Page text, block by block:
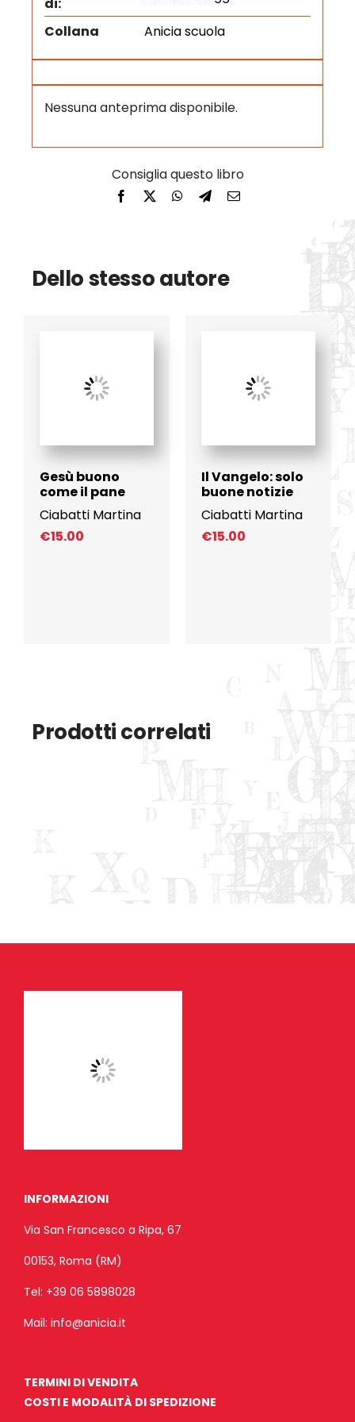
di:
Collana
Anicia scuola
Nessuna anteprima disponibile.
Dello stesso autore
Gesù buono
come il pane
Ciabatti Martina
€15.00
Il Vangelo: solo
buone notizie
Ciabatti Martina
€15.00
Prodotti correlati
INFORMAZIONI
Via San Francesco a Ripa, 67
00153, Roma (RM)
Tel: +39 06 5898028
Mail: info@anicia.it
TERMINI DI VENDITA
COSTI E MODALITÀ DI SPEDIZIONE